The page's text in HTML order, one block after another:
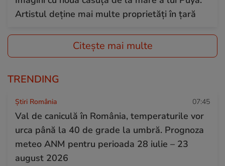
Artistul deține mai multe proprietăți în țară
Citește mai multe
TRENDING
Știri România 07:45
Val de caniculă în România, temperaturile vor
urca până la 40 de grade la umbră. Prognoza
meteo ANM pentru perioada 28 iulie – 23
august 2026